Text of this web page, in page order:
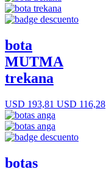
bota
MUTMA
trekana
USD 193,81 USD 116,28
botas